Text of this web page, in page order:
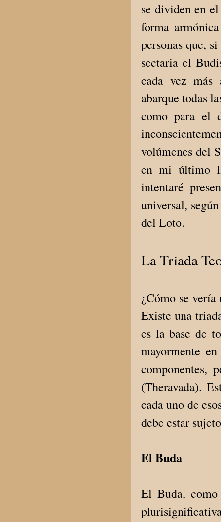
se dividen en
forma
personas que,
sectaria el
cada vez más
abarque todas
como para el
volúmenes del
en mi último
intentaré
universal,
del Loto.
La Triada
¿Cómo se vería
Existe una
es la base de
mayormente
componentes,
(Theravada).
cada uno de
debe estar
El Buda
El Buda,